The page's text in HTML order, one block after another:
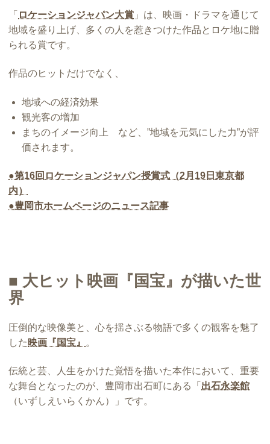
「 ロケーションジャパン大賞 」は、映画・ドラマを通じて
地域を盛り上げ、多くの人を惹きつけた作品とロケ地に贈
られる賞です。
作品のヒットだけでなく、
地域への経済効果
観光客の増加
まちのイメージ向上 など、”地域を元気にした力”が評
価されます。
●第16回ロケーションジャパン授賞式（2月19日東京都
内）
●豊岡市ホームページのニュース記事
■ 大ヒット映画『国宝』が描いた世
界
圧倒的な映像美と、心を揺さぶる物語で多くの観客を魅了
した 映画『国宝』 。
伝統と芸、人生をかけた覚悟を描いた本作において、重要
な舞台となったのが、豊岡市出石町にある「 出石永楽館
（いずしえいらくかん）」です。